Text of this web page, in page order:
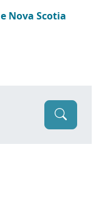
Nova Scotia